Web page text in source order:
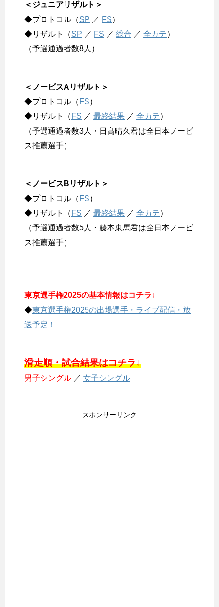
＜ジュニアリザルト＞
◆プロトコル（SP ／ FS）
◆リザルト（SP ／ FS ／ 総合 ／ 全カテ）
（予選通過者数8人）
＜ノービスAリザルト＞
◆プロトコル（ FS）
◆リザルト（ FS ／ 最終結果 ／ 全カテ）
（予選通過者数3人・日髙晴久君は全日本ノービ
ス推薦選手）
＜ノービスBリザルト＞
◆プロトコル（ FS）
◆リザルト（ FS ／ 最終結果 ／ 全カテ）
（予選通過者数5人・藤本東馬君は全日本ノービ
ス推薦選手）
東京選手権2025の基本情報はコチラ↓
◆東京選手権2025の出場選手・ライブ配信・放
送予定！
滑走順・試合結果はコチラ↓
男子シングル ／ 女子シングル
スポンサーリンク